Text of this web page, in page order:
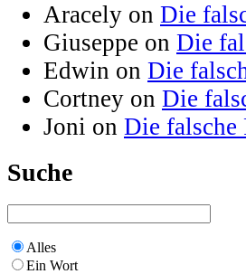
Aracely on Die
Giuseppe on Die
Edwin on Die
Cortney on Die
Joni on Die falsche
Suche
Alles
Ein Wort